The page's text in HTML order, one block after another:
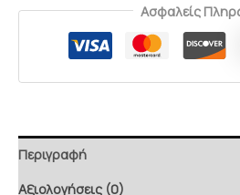
Ασφαλείς
Περιγραφή
Αξιολογήσεις (0)